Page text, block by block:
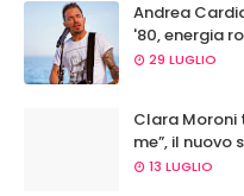
Andrea
'80, energia
29 LUGLIO
Clara Moroni
me”, il nuovo
13 LUGLIO